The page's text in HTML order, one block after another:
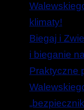
klimaty!
Biegaj i
i bieganie
Praktyczne